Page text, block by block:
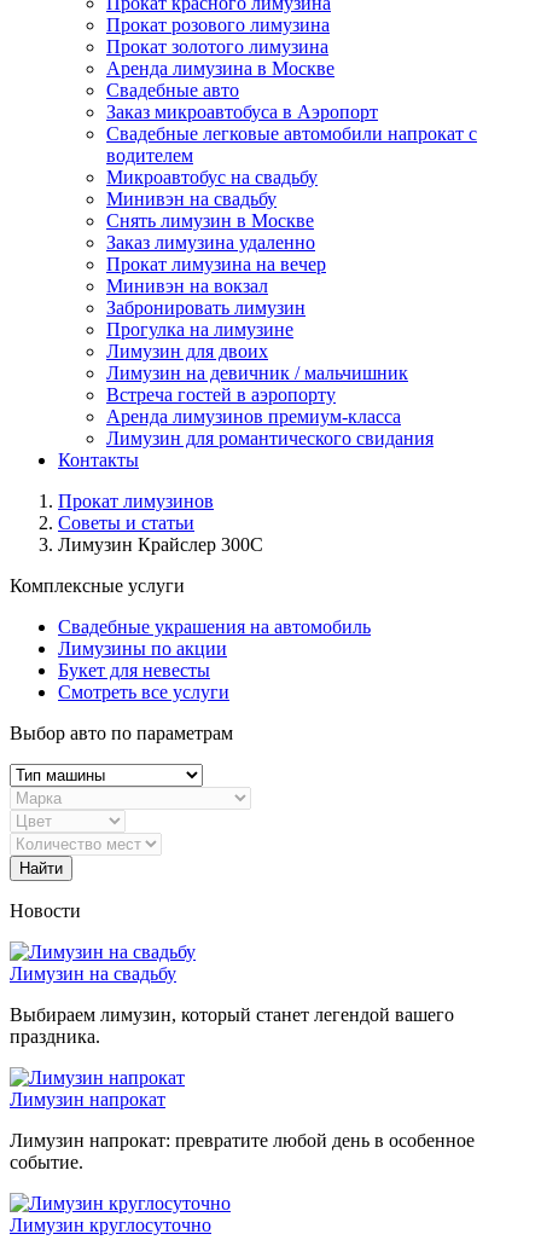
Прокат розового лимузина
Прокат золотого лимузина
Аренда лимузина в Москве
Свадебные авто
Заказ микроавтобуса в Аэропорт
Свадебные легковые автомобили напрокат с
водителем
Микроавтобус на свадьбу
Минивэн на свадьбу
Снять лимузин в Москве
Заказ лимузина удаленно
Прокат лимузина на вечер
Минивэн на вокзал
Забронировать лимузин
Прогулка на лимузине
Лимузин для двоих
Лимузин на девичник / мальчишник
Встреча гостей в аэропорту
Аренда лимузинов премиум-класса
Лимузин для романтического свидания
Контакты
Прокат лимузинов
Советы и статьи
Лимузин Крайслер 300С
Комплексные услуги
Свадебные украшения на автомобиль
Лимузины по акции
Букет для невесты
Смотреть все услуги
Выбор авто по параметрам
Найти
Новости
Лимузин на свадьбу
Выбираем лимузин, который станет легендой вашего
праздника.
Лимузин напрокат
Лимузин напрокат: превратите любой день в особенное
событие.
Лимузин круглосуточно